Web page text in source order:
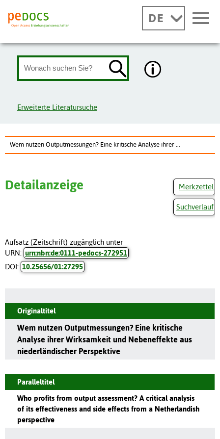
DE
Erweiterte Literatursuche
Wem nutzen Outputmessungen? Eine kritische Analyse ihrer ...
Merkzettel
Suchverlauf
Detailanzeige
Aufsatz (Zeitschrift) zugänglich unter
URN: urn:nbn:de:0111-pedocs-272951
DOI: 10.25656/01:27295
Originaltitel
Wem nutzen Outputmessungen? Eine kritische
Analyse ihrer Wirksamkeit und Nebeneffekte aus
niederländischer Perspektive
Paralleltitel
Who profits from output assessment? A critical analysis
of its effectiveness and side effects from a Netherlandish
perspective